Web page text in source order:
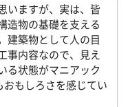
いますが、実は、皆
造物の基礎を支える
建築物として人の目
事内容なので、見え
る状態がマニアック
おもしろさを感じてい